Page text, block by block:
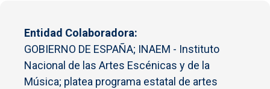
Entidad Colaboradora
GOBIERNO DE ESPAÑA; INAEM - Instituto
Nacional de las Artes Escénicas y de la
Música; platea programa estatal de artes